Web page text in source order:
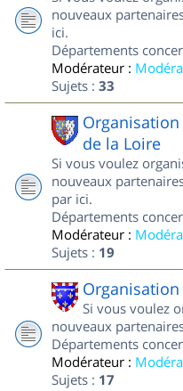
nouveaux
ici.
Départements
Modérateur :
Sujets : 33
de la Loire
Si vous voulez
nouveaux
par ici.
Départements
Modérateur :
Sujets : 19
Si vous voulez
nouveaux
Départements
Modérateur :
Sujets : 17